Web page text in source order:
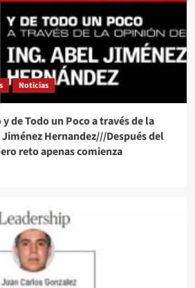
Noticias
de Todo un Poco a través de la
Hernandez///Después del
reto apenas comienza